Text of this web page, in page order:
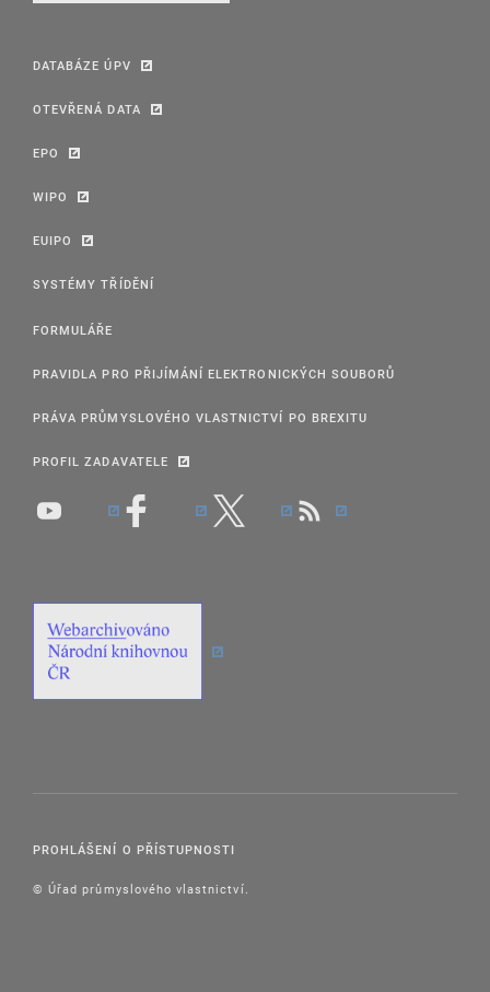
DATABÁZE ÚPV
OTEVŘENÁ DATA
EPO
WIPO
EUIPO
SYSTÉMY TŘÍDĚNÍ
FORMULÁŘE
PRAVIDLA PRO PŘIJÍMÁNÍ ELEKTRONICKÝCH SOUBORŮ
PRÁVA PRŮMYSLOVÉHO VLASTNICTVÍ PO BREXITU
PROFIL ZADAVATELE
PROHLÁŠENÍ O PŘÍSTUPNOSTI
© Úřad průmyslového vlastnictví.